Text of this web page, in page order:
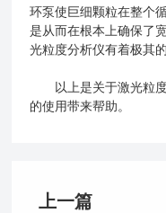
环泵使巨细颗粒在整个
是从而在根本上确保了
光粒度分析仪有着极其
以上是关于激光粒度
的使用带来帮助。
上一篇